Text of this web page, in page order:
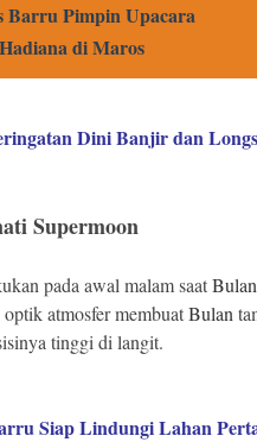
Barru Pimpin Upacara
di Maros
Dini Banjir dan
Supermoon
pada awal malam saatBulan
atmosfer membuatBulan
tinggi di langit.
Siap Lindungi Lahan